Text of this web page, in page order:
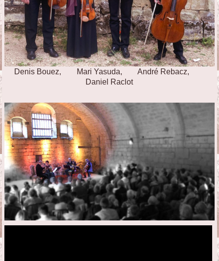
Denis Bouez, Mari Yasuda, André Rebacz,
Daniel Raclot